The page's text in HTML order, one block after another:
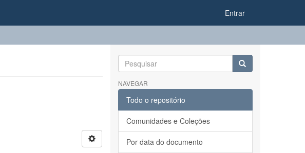
Entrar
NAVEGAR
Todo o repositório
Comunidades e Coleções
Por data do documento